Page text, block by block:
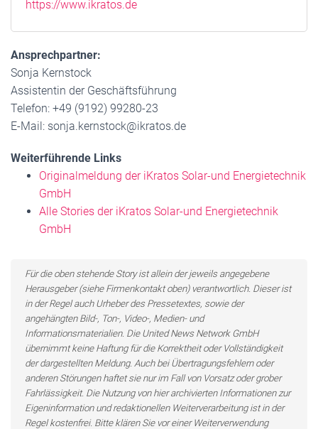
https://www.ikratos.de
Ansprechpartner:
Sonja Kernstock
Assistentin der Geschäftsführung
Telefon: +49 (9192) 99280-23
E-Mail: sonja.kernstock@ikratos.de
Weiterführende Links
Originalmeldung der iKratos Solar-und Energietechnik
GmbH
Alle Stories der iKratos Solar-und Energietechnik
GmbH
Für die oben stehende Story ist allein der jeweils angegebene
Herausgeber (siehe Firmenkontakt oben) verantwortlich. Dieser ist
in der Regel auch Urheber des Pressetextes, sowie der
angehängten Bild-, Ton-, Video-, Medien- und
Informationsmaterialien. Die United News Network GmbH
übernimmt keine Haftung für die Korrektheit oder Vollständigkeit
der dargestellten Meldung. Auch bei Übertragungsfehlern oder
anderen Störungen haftet sie nur im Fall von Vorsatz oder grober
Fahrlässigkeit. Die Nutzung von hier archivierten Informationen zur
Eigeninformation und redaktionellen Weiterverarbeitung ist in der
Regel kostenfrei. Bitte klären Sie vor einer Weiterverwendung